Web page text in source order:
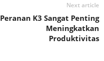
Next article
Peranan K3 Sangat Penting
Meningkatkan
Produktivitas